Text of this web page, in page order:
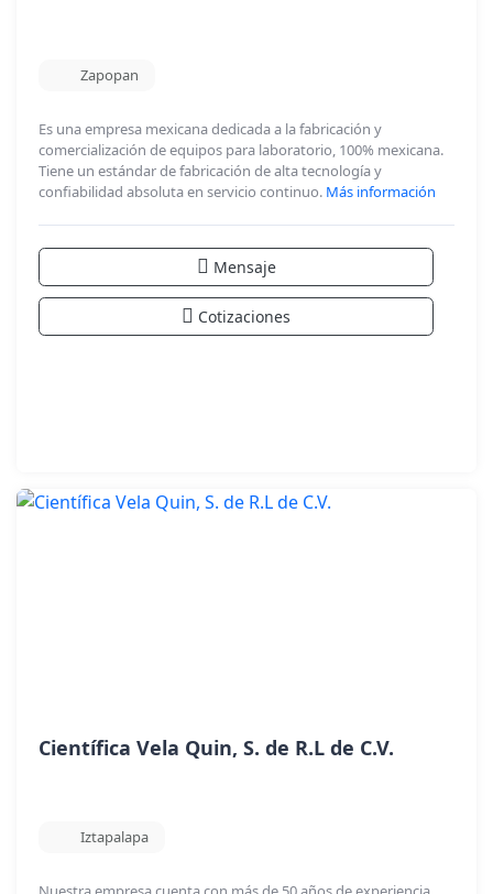
Zapopan
Es una empresa mexicana dedicada a la fabricación y
comercialización de equipos para laboratorio, 100% mexicana.
Tiene un estándar de fabricación de alta tecnología y
confiabilidad absoluta en servicio continuo. Más información
Mensaje
Cotizaciones
Científica Vela Quin, S. de R.L de C.V.
Iztapalapa